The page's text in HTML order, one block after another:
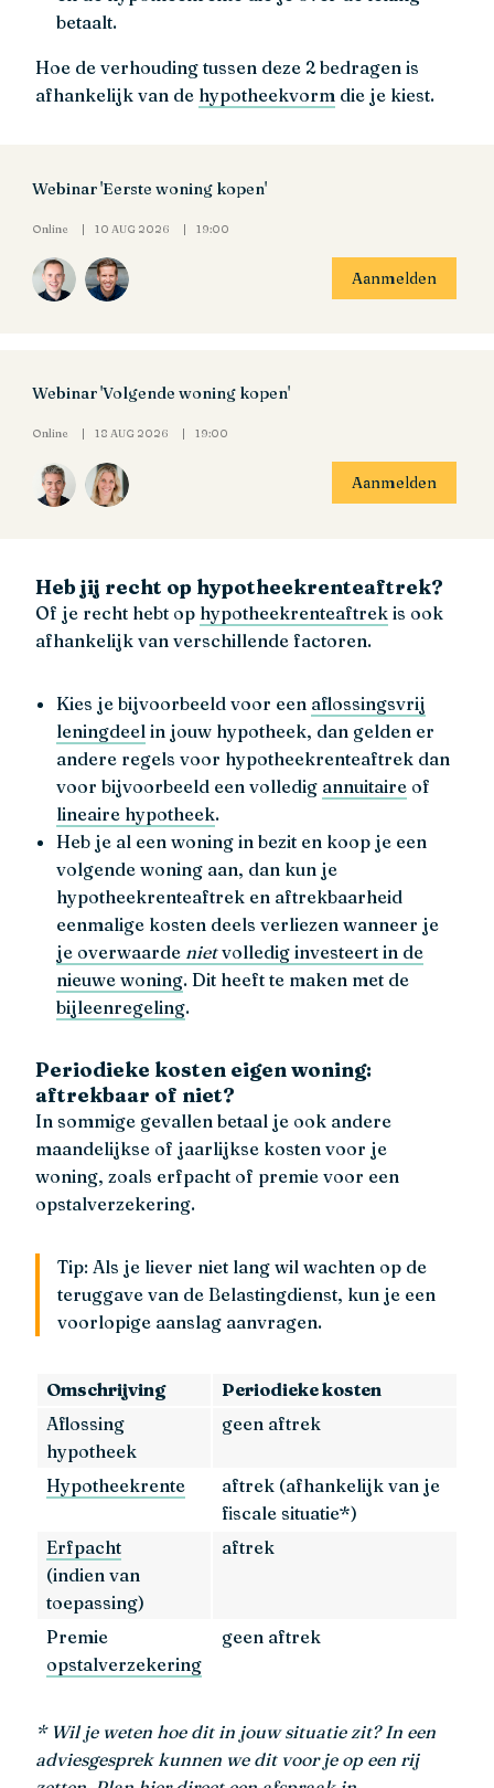
betaalt.
Hoe de verhouding tussen deze 2 bedragen is
afhankelijk van de hypotheekvorm die je kiest.
Webinar 'Eerste woning kopen'
Online 10 AUG 2026 19:00
Aanmelden
Webinar 'Volgende woning kopen'
Online 18 AUG 2026 19:00
Aanmelden
Heb jij recht op hypotheekrenteaftrek?
Of je recht hebt op hypotheekrenteaftrek is ook
afhankelijk van verschillende factoren.
Kies je bijvoorbeeld voor een aflossingsvrij
leningdeel in jouw hypotheek, dan gelden er
andere regels voor hypotheekrenteaftrek dan
voor bijvoorbeeld een volledig annuitaire of
lineaire hypotheek.
Heb je al een woning in bezit en koop je een
volgende woning aan, dan kun je
hypotheekrenteaftrek en aftrekbaarheid
eenmalige kosten deels verliezen wanneer je
je overwaarde nietvolledig investeert in de
nieuwe woning. Dit heeft te maken met de
bijleenregeling.
Periodieke kosten eigen woning:
aftrekbaar of niet?
In sommige gevallen betaal je ook andere
maandelijkse of jaarlijkse kosten voor je
woning, zoals erfpacht of premie voor een
opstalverzekering.
Tip: Als je liever niet lang wil wachten op de
teruggave van de Belastingdienst, kun je een
voorlopige aanslag aanvragen.
Omschrijving
Periodieke kosten
Aflossing
hypotheek
geen aftrek
Hypotheekrente
aftrek (afhankelijk van je
fiscale situatie*)
Erfpacht
(indien van
toepassing)
aftrek
Premie
opstalverzekering
geen aftrek
* Wil je weten hoe dit in jouw situatie zit? In een
adviesgesprek kunnen we dit voor je op een rij